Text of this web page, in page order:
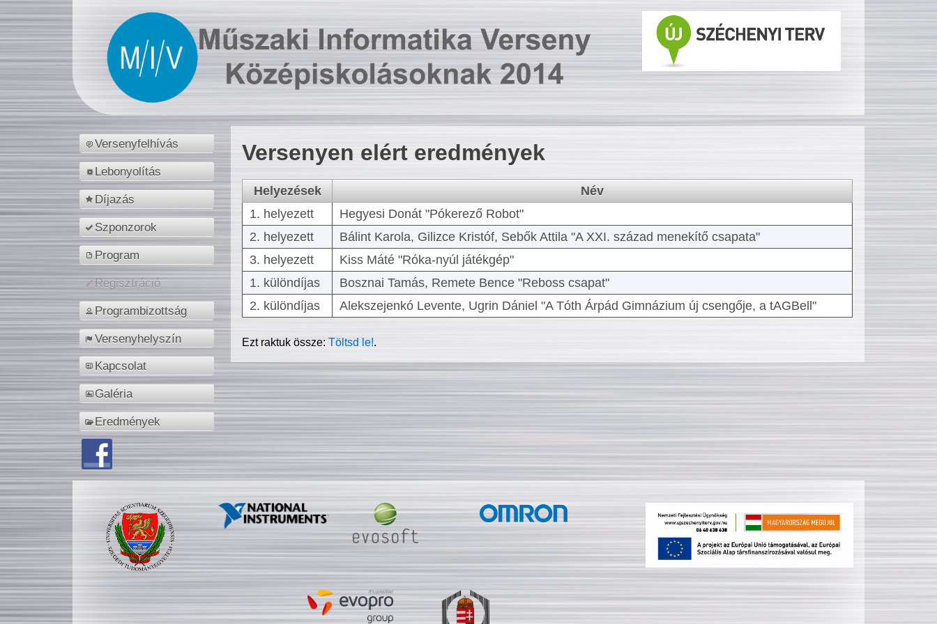
Versenyfelhívás
Lebonyolítás
Díjazás
Szponzorok
Program
Regisztráció
Programbizottság
Versenyhelyszín
Kapcsolat
Galéria
Eredmények
Versenyen elért eredmények
Helyezések
Név
1. helyezett
Hegyesi Donát "Pókerező Robot"
2. helyezett
Bálint Karola, Gilizce Kristóf, Sebők Attila "A XXI. század menekítő csapata"
3. helyezett
Kiss Máté "Róka-nyúl játékgép"
1. különdíjas
Bosznai Tamás, Remete Bence "Reboss csapat"
2. különdíjas
Alekszejenkó Levente, Ugrin Dániel "A Tóth Árpád Gimnázium új csengője, a tAGBell"
Ezt raktuk össze:Töltsd le!.